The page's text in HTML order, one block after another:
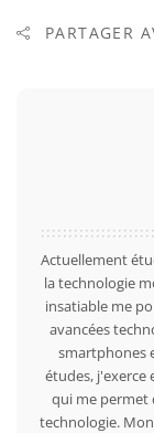
PARTAGER
Actuellement
la technologie
insatiable me
avancées
smartphones
études, j'exerce
qui me permet
technologie.